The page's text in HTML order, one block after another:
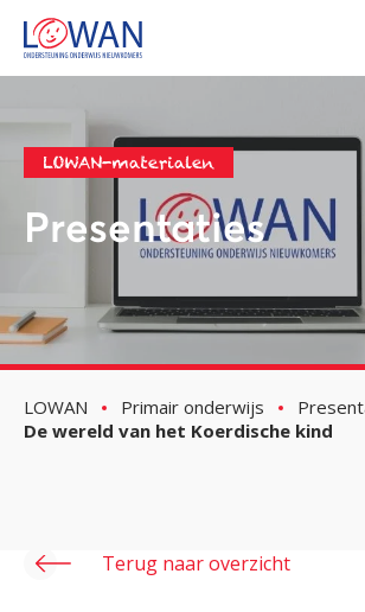
LOWAN-materialen
Presentaties
LOWAN Primair onderwijs
De wereld van het Koerdische kind
Terug naar overzicht